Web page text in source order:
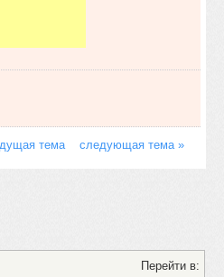
тема следующая тема »
Перейти в: